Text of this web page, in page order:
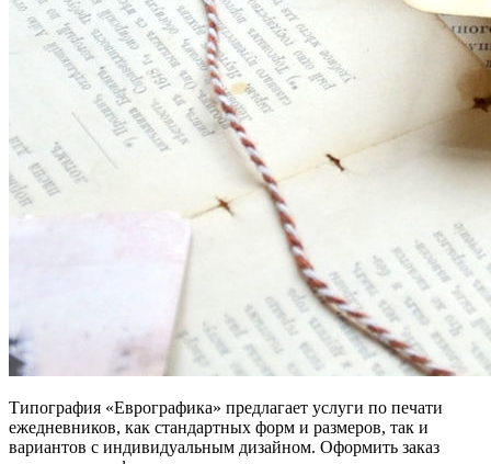
Типография «Еврографика» предлагает услуги по печати
ежедневников, как стандартных форм и размеров, так и
вариантов с индивидуальным дизайном. Оформить заказ